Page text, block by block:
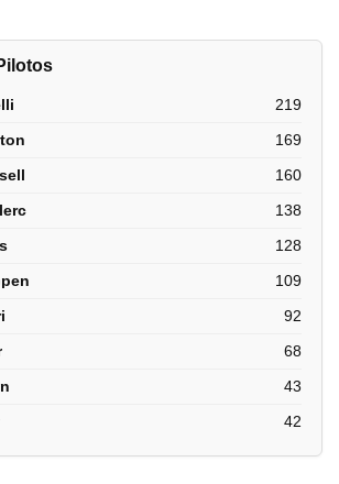
219
169
160
138
128
109
92
68
43
42